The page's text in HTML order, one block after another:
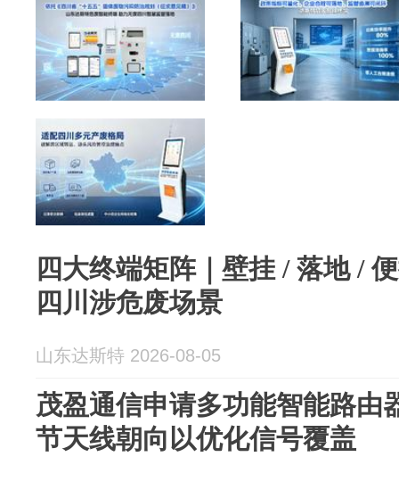
四大终端矩阵｜壁挂 / 落地 /
四川涉危废场景
山东达斯特 2026-08-05
茂盈通信申请多功能智能路由
节天线朝向以优化信号覆盖